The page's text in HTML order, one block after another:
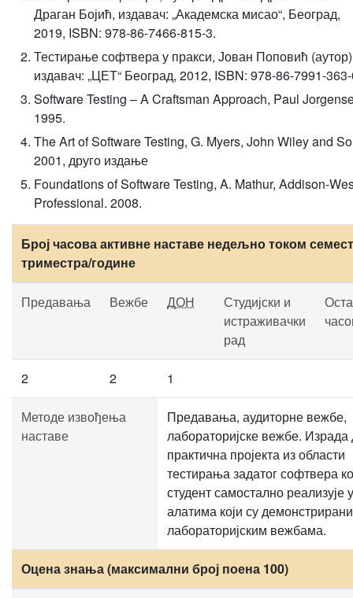
Драган Бојић, издавач: „Академска мисао“, Београд,
2019, ISBN: 978-86-7466-815-3.
Тестирање софтвера у пракси, Јован Поповић
издавач: „ЦЕТ“ Београд, 2012, ISBN: 978-86-7991-
Software Testing – A Craftsman Approach, Paul
1995.
The Art of Software Testing, G. Myers, John Wiley and
2001, друго издање
Foundations of Software Testing, A. Mathur, Addison-
Professional. 2008.
Број часова активне наставе недељно током
триместра/године
Предавања Вежбе ДОН
Студијски и
истраживачки
рад
2 2 1
Методе извођења
наставе
Предавања, аудиторне вежбе,
лабораторијске вежбе. Израда
практична пројекта из области
тестирања задатог софтвера
студент самостално реализује у
алатима који су
лабораторијским вежбама.
Оцена знања (максимални број поена 100)